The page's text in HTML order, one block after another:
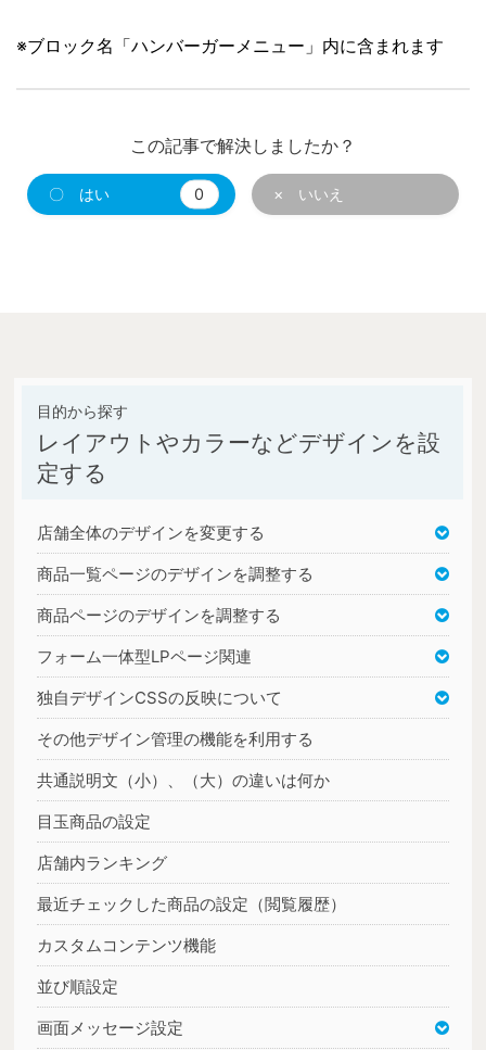
※ブロック名「ハンバーガーメニュー」内に含まれます
この記事で解決しましたか？
〇 はい 0 × いいえ
レイアウトやカラーなどデザインを設
定する
店舗全体のデザインを変更する
商品一覧ページのデザインを調整する
商品ページのデザインを調整する
フォーム一体型LPページ関連
独自デザインCSSの反映について
その他デザイン管理の機能を利用する
共通説明文（小）、（大）の違いは何か
目玉商品の設定
店舗内ランキング
最近チェックした商品の設定（閲覧履歴）
カスタムコンテンツ機能
並び順設定
画面メッセージ設定